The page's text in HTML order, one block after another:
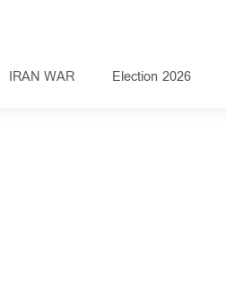
IRAN WAR Election 2026